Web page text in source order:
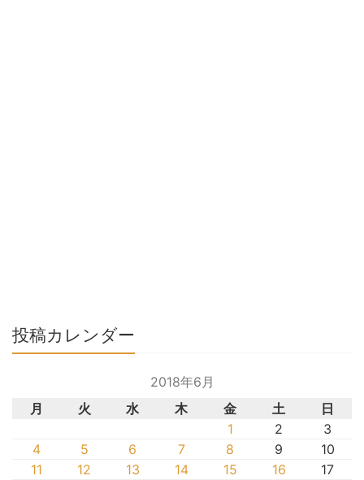
投稿カレンダー
2018年6月
月
火 水 木 金 土
日
1
2
3
4
5 6 7 8 9
10
11
12 13 14 15 16
17